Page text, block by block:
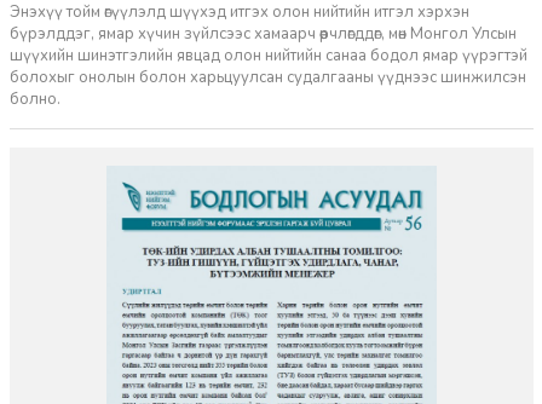
Энэхүү тойм өгүүлэлд шүүхэд итгэх олон нийтийн итгэл хэрхэн
бүрэлддэг, ямар хүчин зүйлсээс хамаарч өөрчлөгддөг, мөн Монгол Улсын
шүүхийн шинэтгэлийн явцад олон нийтийн санаа бодол ямар үүрэгтэй
болохыг онолын болон харьцуулсан судалгааны үүднээс шинжилсэн
болно.